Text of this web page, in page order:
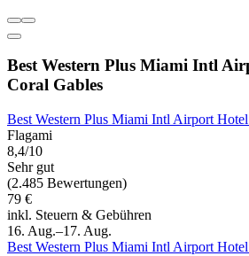
Best Western Plus Miami Intl
Coral Gables
Best Western Plus Miami Intl Airport
Flagami
8,4/10
Sehr gut
(2.485 Bewertungen)
79 €
inkl. Steuern & Gebühren
16. Aug.–17. Aug.
Best Western Plus Miami Intl Airport